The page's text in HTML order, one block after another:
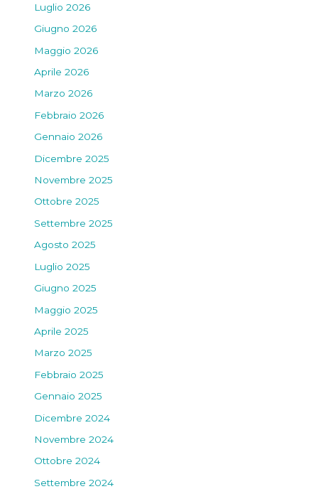
Luglio 2026
Giugno 2026
Maggio 2026
Aprile 2026
Marzo 2026
Febbraio 2026
Gennaio 2026
Dicembre 2025
Novembre 2025
Ottobre 2025
Settembre 2025
Agosto 2025
Luglio 2025
Giugno 2025
Maggio 2025
Aprile 2025
Marzo 2025
Febbraio 2025
Gennaio 2025
Dicembre 2024
Novembre 2024
Ottobre 2024
Settembre 2024